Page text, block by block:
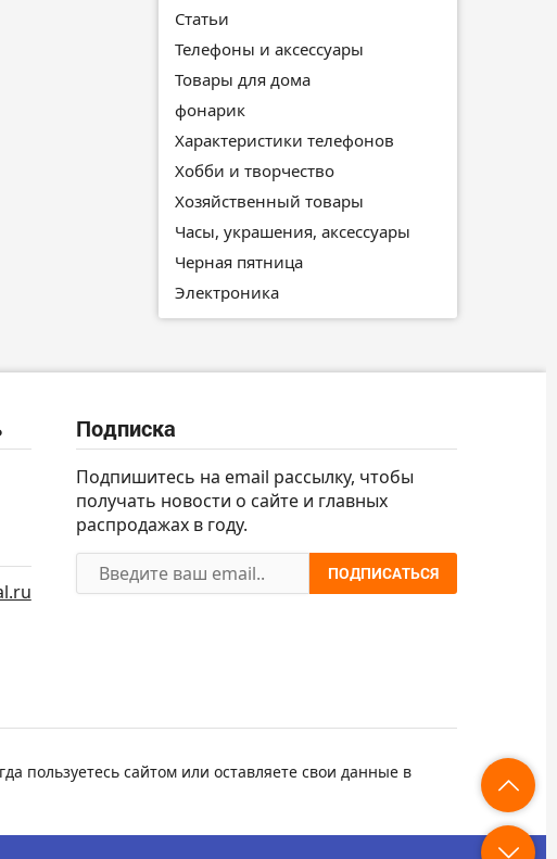
Статьи
Телефоны и аксессуары
Товары для дома
фонарик
Характеристики телефонов
Хобби и творчество
Хозяйственный товары
Часы, украшения, аксессуары
Черная пятница
Электроника
Подписка
Подпишитесь на email рассылку, чтобы
получать новости о сайте и главных
распродажах в году.
ПОДПИСАТЬСЯ
пользуетесь сайтом или оставляете свои данные в